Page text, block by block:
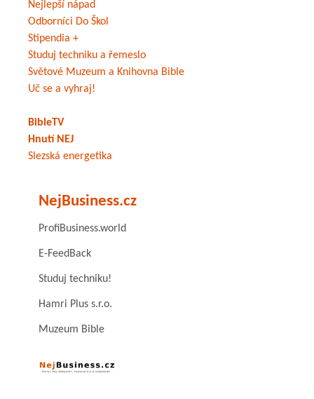
Nejlepší nápad
Odborníci Do Škol
Stipendia +
Studuj techniku a řemeslo
Světové Muzeum a Knihovna Bible
Uč se a vyhraj!
BibleTV
Hnutí NEJ
Slezská energetika
NejBusiness.cz
ProfiBusiness.world
E-FeedBack
Studuj techniku!
Hamri Plus s.r.o.
Muzeum Bible